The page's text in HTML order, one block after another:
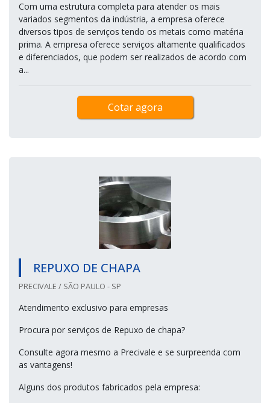
Com uma estrutura completa para atender os mais
variados segmentos da indústria, a empresa oferece
diversos tipos de serviços tendo os metais como matéria
prima. A empresa oferece serviços altamente qualificados
e diferenciados, que podem ser realizados de acordo com
a...
Cotar agora
REPUXO DE CHAPA
PRECIVALE / SÃO PAULO - SP
Atendimento exclusivo para empresas
Procura por serviços de Repuxo de chapa?
Consulte agora mesmo a Precivale e se surpreenda com
as vantagens!
Alguns dos produtos fabricados pela empresa: